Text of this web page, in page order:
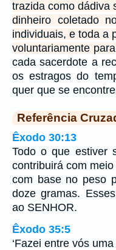
trazida como dádiva
dinheiro coletado
individuais, e toda a
voluntariamente
cada sacerdote a
os estragos do
quer que se
Referência
Êxodo 30:13
Todo o que estiver
contribuirá com
com base no peso
doze gramas.
ao SENHOR.
Êxodo 35:5
‘Fazei entre vós